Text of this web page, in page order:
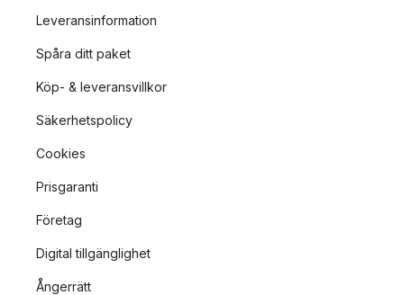
Leveransinformation
Spåra ditt paket
Köp- & leveransvillkor
Säkerhetspolicy
Cookies
Prisgaranti
Företag
Digital tillgänglighet
Ångerrätt